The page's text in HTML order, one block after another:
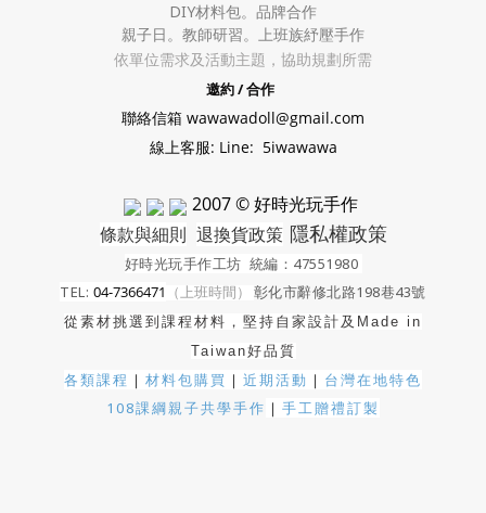
DIY材料包。 品牌合作
親子日。教師研習。上班族紓壓手作
依單位需求及活動主題，協助規劃所需
邀約 / 合作
聯絡信箱 wawawadoll@gmail.com
線上客服: Line: 5iwawawa
2007 © 好時光玩手作
條款與細則 退換貨政策 隱私權政策
好時光玩手作工坊 統編：47551980
TEL: 04-7366471 （上班時間） 彰化市辭修北路198巷43號
從素材挑選到課程材料，堅持自家設計及 Made in
Taiwan好品質
各類課程 ｜ 材料包購買 ｜ 近期活動 ｜ 台灣在地特色
108課綱親子共學手作 ｜ 手工贈禮訂製